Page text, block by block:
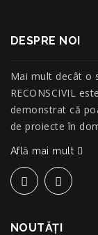
DESPRE NOI
Mai mult decât o
RECONSCIVIL
demonstrat că
de proiecte în
Află mai mult
NOUTĂŢI